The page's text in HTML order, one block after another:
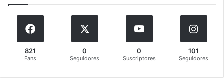
821
Fans
0
Seguidores
0
Suscriptores
101
Seguidores